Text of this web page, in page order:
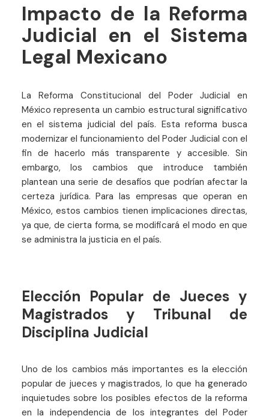
Impacto de la Reforma
Judicial en el Sistema
Legal Mexicano
La Reforma Constitucional del Poder Judicial en
México representa un cambio estructural significativo
en el sistema judicial del país. Esta reforma busca
modernizar el funcionamiento del Poder Judicial con el
fin de hacerlo más transparente y accesible. Sin
embargo, los cambios que introduce también
plantean una serie de desafíos que podrían afectar la
certeza jurídica. Para las empresas que operan en
México, estos cambios tienen implicaciones directas,
ya que, de cierta forma, se modificará el modo en que
se administra la justicia en el país.
Elección Popular de Jueces y
Magistrados y Tribunal de
Disciplina Judicial
Uno de los cambios más importantes es la elección
popular de jueces y magistrados, lo que ha generado
inquietudes sobre los posibles efectos de la reforma
en la independencia de los integrantes del Poder